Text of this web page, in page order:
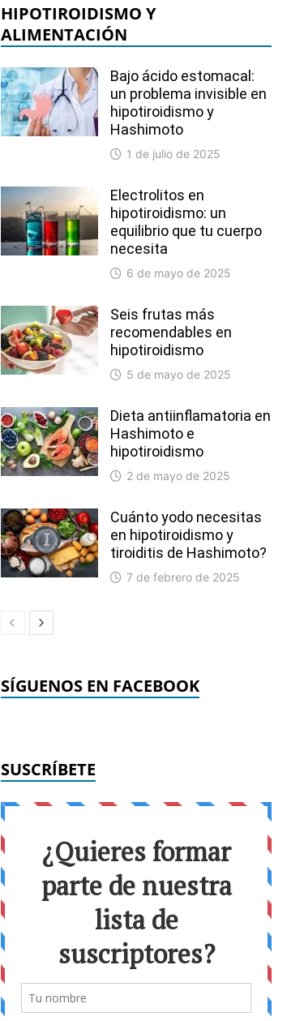
HIPOTIROIDISMO Y
ALIMENTACIÓN
Bajo ácido estomacal:
un problema invisible en
hipotiroidismo y
Hashimoto
1 de julio de 2025
Electrolitos en
hipotiroidismo: un
equilibrio que tu cuerpo
necesita
6 de mayo de 2025
Seis frutas más
recomendables en
hipotiroidismo
5 de mayo de 2025
Dieta antiinflamatoria en
Hashimoto e
hipotiroidismo
2 de mayo de 2025
Cuánto yodo necesitas
en hipotiroidismo y
tiroiditis de Hashimoto?
7 de febrero de 2025
SÍGUENOS EN FACEBOOK
SUSCRÍBETE